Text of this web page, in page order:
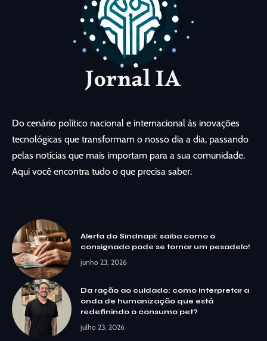
Do cenário político nacional e internacional às inovações
tecnológicas que transformam o nosso dia a dia, passando
pelas notícias que mais importam para a sua comunidade.
Aqui você encontra tudo o que precisa saber.
Alerta do Sindnapi: saiba como o
consignado pode se tornar um pesadelo!
junho 23, 2026
Da ração ao cuidado: como interpretar a
onda de humanização que está
redefinindo o consumo pet?
julho 23, 2026